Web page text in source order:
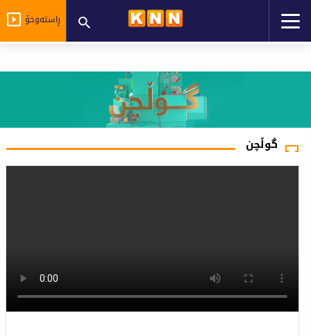
ڕاستەوخۆ
گوڵچن